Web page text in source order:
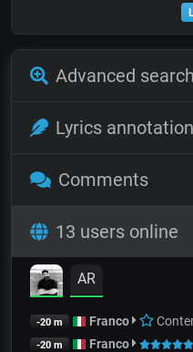
Advanced search
Lyrics
Comments
13 users online
AR
-20 m Franco
-20 m Franco